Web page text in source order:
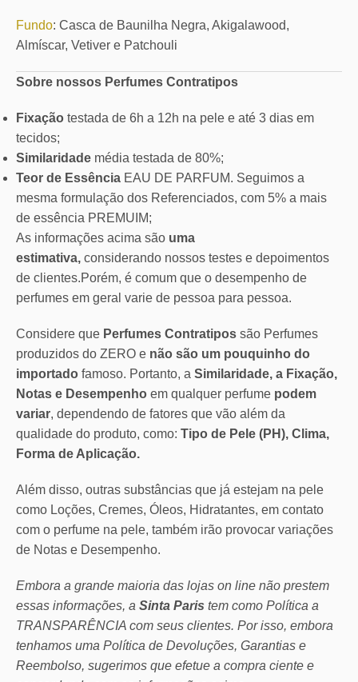
Fundo: Casca de Baunilha Negra, Akigalawood,
Almíscar, Vetiver e Patchouli
Sobre nossos Perfumes Contratipos
Fixação testada de 6h a 12h na pele e até 3 dias em
tecidos;
Similaridade média testada de 80%;
Teor de Essência EAU DE PARFUM. Seguimos a
mesma formulação dos Referenciados, com 5% a mais
de essência PREMUIM;
As informações acima são uma
estimativa, considerando nossos testes e depoimentos
de clientes.Porém, é comum que o desempenho de
perfumes em geral varie de pessoa para pessoa.
Considere que Perfumes Contratipos são Perfumes
produzidos do ZERO e não são um pouquinho do
importado famoso. Portanto, a Similaridade, a Fixação,
Notas e Desempenho em qualquer perfume podem
variar, dependendo de fatores que vão além da
qualidade do produto, como: Tipo de Pele (PH), Clima,
Forma de Aplicação.
Além disso, outras substâncias que já estejam na pele
como Loções, Cremes, Óleos, Hidratantes, em contato
com o perfume na pele, também irão provocar variações
de Notas e Desempenho.
Embora a grande maioria das lojas on line não prestem
essas informações, a Sinta Paris tem como Política a
TRANSPARÊNCIA com seus clientes. Por isso, embora
tenhamos uma Política de Devoluções, Garantias e
Reembolso, sugerimos que efetue a compra ciente e